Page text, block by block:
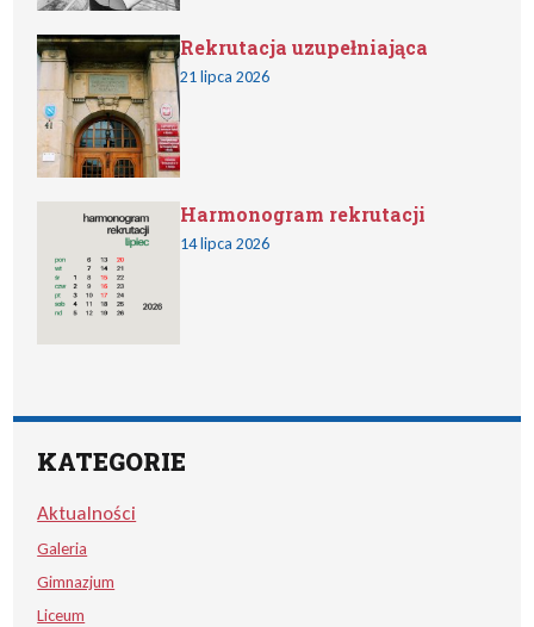
Rekrutacja uzupełniająca
21 lipca 2026
Harmonogram rekrutacji
14 lipca 2026
KATEGORIE
Aktualności
Galeria
Gimnazjum
Liceum